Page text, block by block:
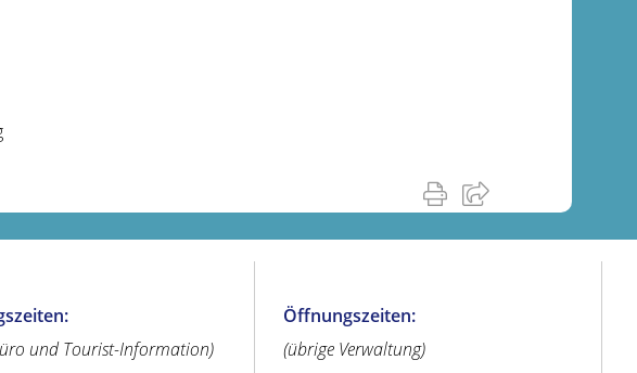
und Tourist-Information)
Öffnungszeiten:
(übrige Verwaltung)